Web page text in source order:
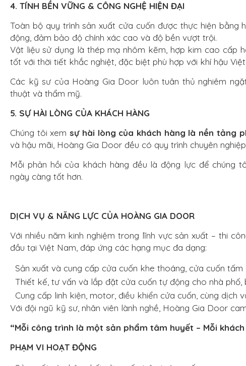
4. TÍNH BỀN VỮNG & CÔNG NGHỆ HIỆN ĐẠI
Toàn bộ quy trình sản xuất cửa cuốn được thực hiện bằng
động, đảm bảo độ chính xác cao và độ bền vượt trội.
Vật liệu sử dụng là thép mạ nhôm kẽm, hợp kim cao cấp
tốt với thời tiết khắc nghiệt, đặc biệt phù hợp với khí hậu
Các kỹ sư của Hoàng Gia Door luôn tuân thủ nghiêm
thuật và thẩm mỹ.
5. SỰ HÀI LÒNG CỦA KHÁCH HÀNG
Chúng tôi xemsự hài lòng của khách hàng là nền tảng
và hậu mãi, Hoàng Gia Door đều có quy trình chuyên
Mỗi phản hồi của khách hàng đều là động lực để chúng
ngày càng tốt hơn.
DỊCH VỤ & NĂNG LỰC CỦA HOÀNG GIA DOOR
Với nhiều năm kinh nghiệm trong lĩnh vực sản xuất – thi
đầu tại Việt Nam, đáp ứng các hạng mục đa dạng:
Sản xuất và cung cấp cửa cuốn khe thoáng, cửa cuốn tấm
Thiết kế, tư vấn và lắp đặt cửa cuốn tự động cho nhà phố,
Cung cấp linh kiện, motor, điều khiển cửa cuốn, cùng dịch
Với đội ngũ kỹ sư, nhân viên lành nghề, Hoàng Gia Door
“Mỗi công trình là một sản phẩm tâm huyết – Mỗi
PHẠM VI HOẠT ĐỘNG